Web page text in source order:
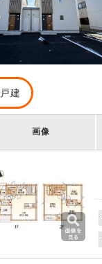
戸建
画像